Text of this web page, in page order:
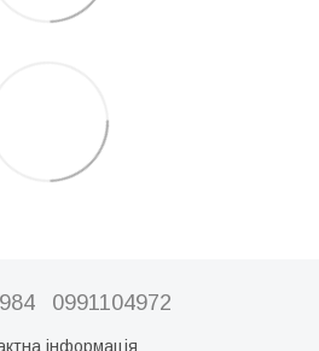
0991104972
інформація